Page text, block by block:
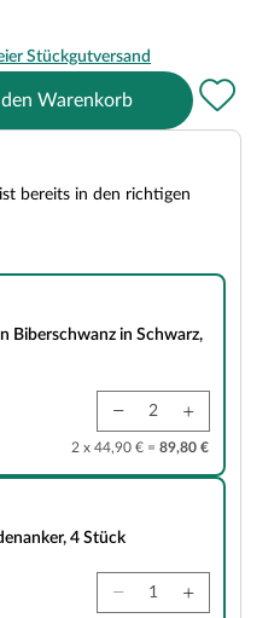
Stückgutversand
Warenkorb
bereits in den richtigen
3 m²
Biberschwanz in Schwarz,
2 x 44,90 € = 89,80 €
4 Stück